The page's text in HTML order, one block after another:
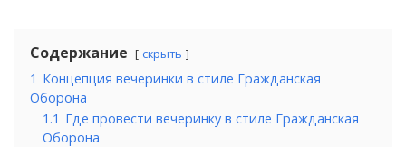
Содержание скрыть
1 Концепция вечеринки в стиле Гражданская
Оборона
1.1 Где провести вечеринку в стиле Гражданская
Оборона